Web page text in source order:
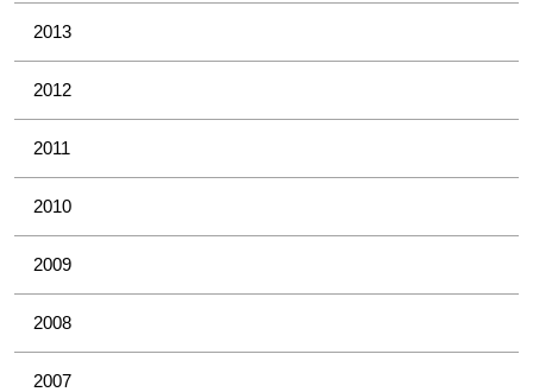
2013
2012
2011
2010
2009
2008
2007